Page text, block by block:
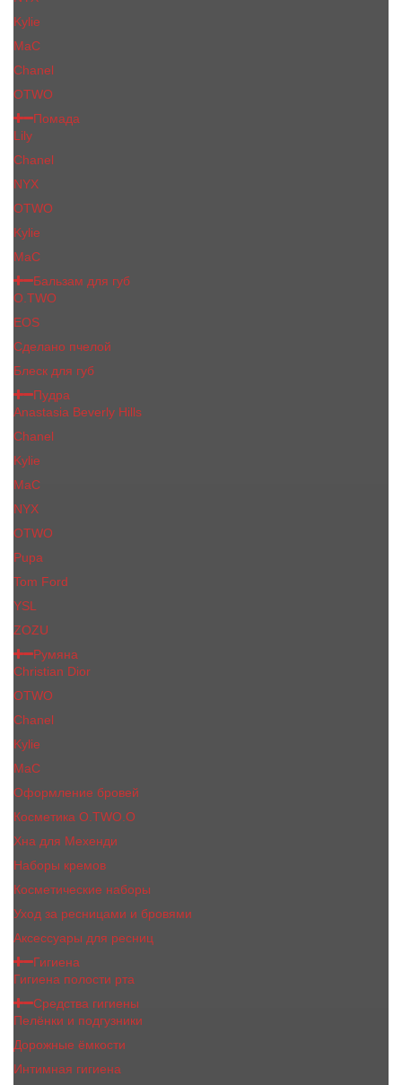
Kylie
MaC
Сhanеl
OTWO
Помада
Lily
Chanel
NYX
OTWO
Kylie
МаС
Бальзам для губ
O.TWO
EOS
Сделано пчелой
Блеск для губ
Пудра
Anastasia Beverly Hills
Chanel
Kylie
MaC
NYX
OTWO
Pupa
Tom Ford
YSL
ZOZU
Румяна
Christian Dior
OTWO
Сhanеl
Kylie
MaC
Оформление бровей
Косметика O.TWO.O
Хна для Мехенди
Наборы кремов
Косметические наборы
Уход за ресницами и бровями
Аксессуары для ресниц
Гигиена
Гигиена полости рта
Средства гигиены
Пелёнки и подгузники
Дорожные ёмкости
Интимная гигиена